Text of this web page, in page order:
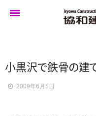
小黒沢で鉄骨の建
2009年6月5日